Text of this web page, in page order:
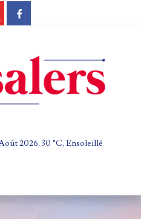
2026, 30 °C, Ensoleillé